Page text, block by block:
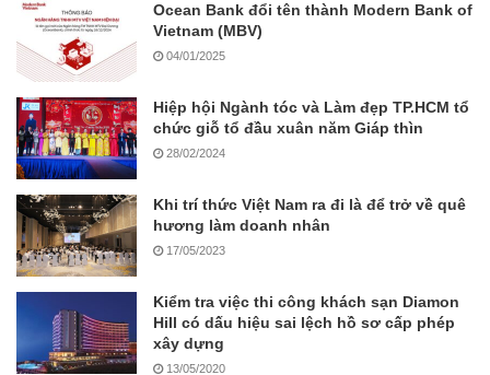
Ocean Bank đổi tên thành Modern Bank of
Vietnam (MBV)
04/01/2025
Hiệp hội Ngành tóc và Làm đẹp TP.HCM tổ
chức giỗ tổ đầu xuân năm Giáp thìn
28/02/2024
Khi trí thức Việt Nam ra đi là để trở về quê
hương làm doanh nhân
17/05/2023
Kiểm tra việc thi công khách sạn Diamon
Hill có dấu hiệu sai lệch hồ sơ cấp phép
xây dựng
13/05/2020